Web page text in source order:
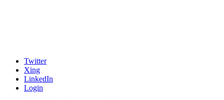
Twitter
Xing
LinkedIn
Login